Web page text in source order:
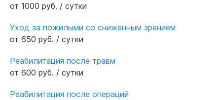
от 1000 руб. / сутки
Уход за пожилыми со сниженным зрением
от 650 руб. / сутки
Реабилитация после травм
от 600 руб. / сутки
Реабилитация после операций